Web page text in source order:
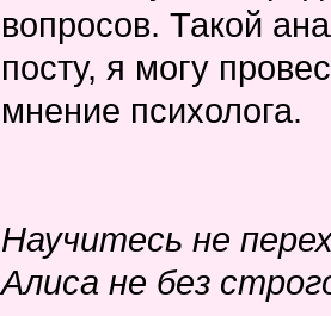
вопросов. Такой
посту, я могу
мнение психолога.
Научитесь не
Алиса не без